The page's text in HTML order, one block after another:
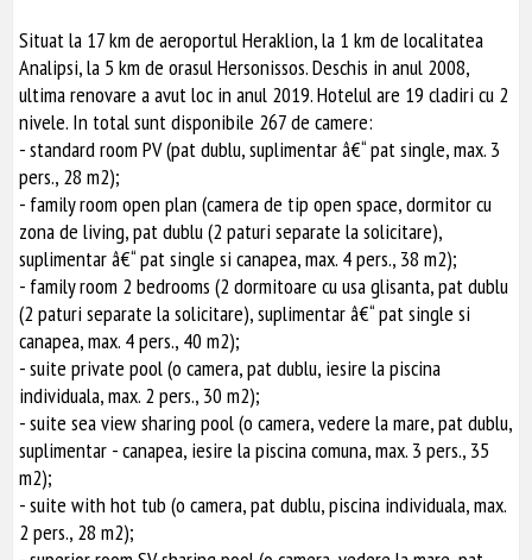
Situat la 17 km de aeroportul Heraklion, la 1 km de localitatea
Analipsi, la 5 km de orasul Hersonissos. Deschis in anul 2008,
ultima renovare a avut loc in anul 2019. Hotelul are 19 cladiri cu 2
nivele. In total sunt disponibile 267 de camere:
- standard room PV (pat dublu, suplimentar â€“ pat single, max. 3
pers., 28 m2);
- family room open plan (camera de tip open space, dormitor cu
zona de living, pat dublu (2 paturi separate la solicitare),
suplimentar â€“ pat single si canapea, max. 4 pers., 38 m2);
- family room 2 bedrooms (2 dormitoare cu usa glisanta, pat dublu
(2 paturi separate la solicitare), suplimentar â€“ pat single si
canapea, max. 4 pers., 40 m2);
- suite private pool (o camera, pat dublu, iesire la piscina
individuala, max. 2 pers., 30 m2);
- suite sea view sharing pool (o camera, vedere la mare, pat dublu,
suplimentar - canapea, iesire la piscina comuna, max. 3 pers., 35
m2);
- suite with hot tub (o camera, pat dublu, piscina individuala, max.
2 pers., 28 m2);